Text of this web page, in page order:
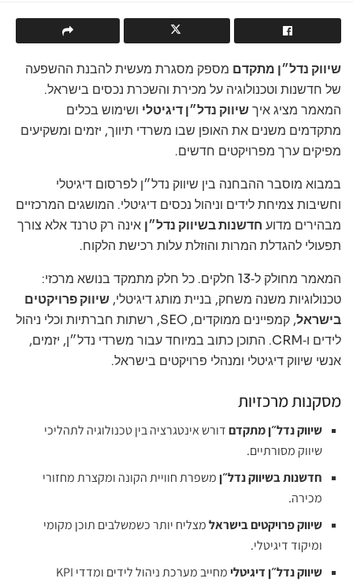
שיווק נדל״ן מתקדם מספק מסגרת מעשית להבנת ההשפעה
של חדשנות וטכנולוגיה על מכירת והשכרת נכסים בישראל.
המאמר מציג איךשיווק נדל״ן דיגיטלי ושימוש בכלים
מתקדמים משנים את האופן שבו משרדי תיווך, יזמים ומשקיעים
מפיקים ערך מפרויקטים חדשים.
במבוא מוסבר ההבחנה בין שיווק נדל״ן לפרסום דיגיטלי
וחשיבות צמיחת לידים וניהול נכסים דיגיטלי. המושגים המרכזיים
מבהירים מדוע חדשנות בשיווק נדל״ן אינה רק טרנד אלא צורך
תפעולי להגדלת המרות והוזלת עלות רכישת הלקוח.
המאמר מחולק ל‑13 חלקים. כל חלק מתמקד בנושא מרכזי:
טכנולוגיות משנה משחק, בניית מותג דיגיטלי, שיווק פרויקטים
בישראל
, קמפיינים ממוקדים, SEO, רשתות חברתיות וכלי ניהול
לידים ו‑CRM. התוכן כתוב במיוחד עבור משרדי נדל״ן, יזמים,
אנשי שיווק דיגיטלי ומנהלי פרויקטים בישראל.
מסקנות מרכזיות
שיווק נדל״ן מתקדםדורש אינטגרציה בין טכנולוגיה לתהליכי
שיווק מסורתיים.
חדשנות בשיווק נדל״ןמשפרת חוויית הקונה ומקצרת מחזורי
מכירה.
שיווק פרויקטים בישראלמצליח יותר כשמשלבים תוכן מקומי
ומיקוד דיגיטלי.
שיווק נדל״ן דיגיטלי
מחייב מערכת ניהול לידים ומדדי KPI